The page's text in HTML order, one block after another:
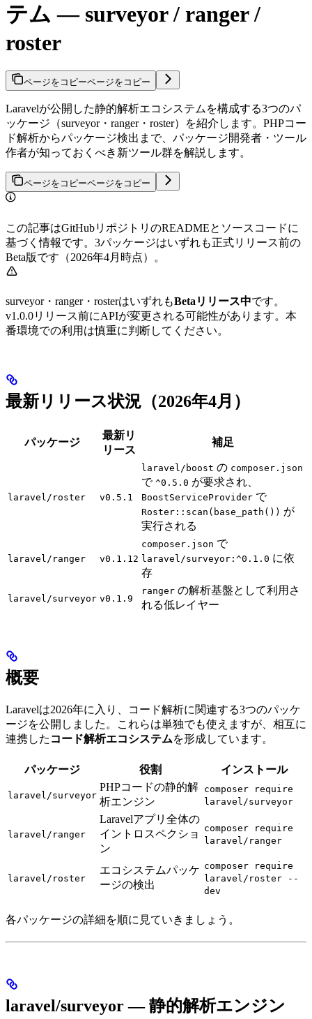
テム — surveyor / ranger /
roster
ページをコピーページをコピー
Laravelが公開した静的解析エコシステムを構成する3つのパ
ッケージ（surveyor・ranger・roster）を紹介します。PHPコー
ド解析からパッケージ検出まで、パッケージ開発者・ツール
作者が知っておくべき新ツール群を解説します。
ページをコピーページをコピー
この記事はGitHubリポジトリのREADMEとソースコードに
基づく情報です。3パッケージはいずれも正式リリース前の
Beta版です（2026年4月時点）。
surveyor・ranger・rosterはいずれもBetaリリース中です。
v1.0.0リリース前にAPIが変更される可能性があります。本
番環境での利用は慎重に判断してください。
最新リリース状況（2026年4月）
パッケージ
最新リ
リース
補足
laravel/roster v0.5.1
laravel/boost の composer.json
で ^0.5.0 が要求され、
BoostServiceProvider で
Roster::scan(base_path()) が
実行される
laravel/ranger v0.1.12
composer.json で
laravel/surveyor:^0.1.0 に依
存
laravel/surveyor v0.1.9
ranger の解析基盤として利用さ
れる低レイヤー
概要
Laravelは2026年に入り、コード解析に関連する3つのパッケ
ージを公開しました。これらは単独でも使えますが、相互に
連携した コード解析エコシステムを形成しています。
パッケージ 役割 インストール
laravel/surveyor
PHPコードの静的解
析エンジン
composer require
laravel/surveyor
laravel/ranger
Laravelアプリ全体の
イントロスペクショ
ン
composer require
laravel/ranger
laravel/roster
エコシステムパッケ
ージの検出
composer require
laravel/roster --
dev
各パッケージの詳細を順に見ていきましょう。
laravel/surveyor — 静的解析エンジン